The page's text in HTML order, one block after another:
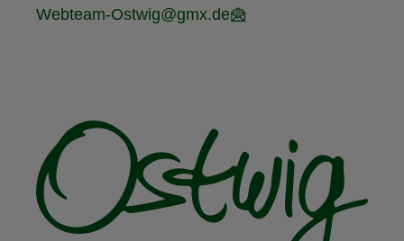
Webteam-Ostwig@gmx.de